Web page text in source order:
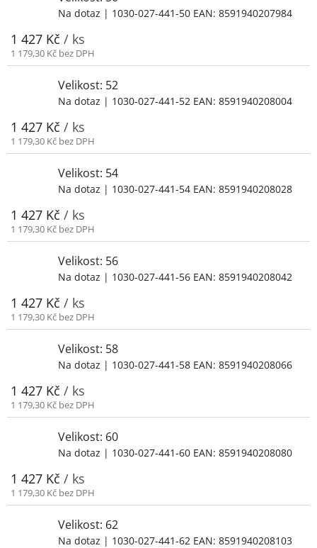
Na dotaz | 1030-027-441-50 EAN: 8591940207984
1 427 Kč / ks
1 179,30 Kč bez DPH
Velikost: 52
Na dotaz | 1030-027-441-52 EAN: 8591940208004
1 427 Kč / ks
1 179,30 Kč bez DPH
Velikost: 54
Na dotaz | 1030-027-441-54 EAN: 8591940208028
1 427 Kč / ks
1 179,30 Kč bez DPH
Velikost: 56
Na dotaz | 1030-027-441-56 EAN: 8591940208042
1 427 Kč / ks
1 179,30 Kč bez DPH
Velikost: 58
Na dotaz | 1030-027-441-58 EAN: 8591940208066
1 427 Kč / ks
1 179,30 Kč bez DPH
Velikost: 60
Na dotaz | 1030-027-441-60 EAN: 8591940208080
1 427 Kč / ks
1 179,30 Kč bez DPH
Velikost: 62
Na dotaz | 1030-027-441-62 EAN: 8591940208103